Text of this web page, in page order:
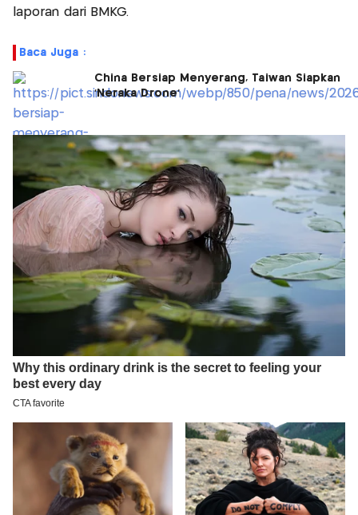
laporan dari BMKG.
Baca Juga :
China Bersiap Menyerang, Taiwan Siapkan
'Neraka Drone'